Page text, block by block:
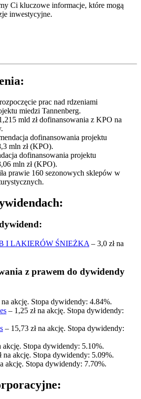
Ci kluczowe informacje, które mogą
inwestycyjne.
prac nad rdzeniami
miedzi Tannenberg.
mld zł dofinansowania z KPO na
dofinansowania projektu
mln zł (KPO).
dofinansowania projektu
mln zł (KPO).
prawie 160 sezonowych sklepów w
I LAKIERÓW ŚNIEŻKA – 3,0 zł na
z prawem do dywidendy
na akcję. Stopa dywidendy: 4.84%.
– 1,25 zł na akcję. Stopa dywidendy:
– 15,73 zł na akcję. Stopa dywidendy:
akcję. Stopa dywidendy: 5.10%.
na akcję. Stopa dywidendy: 5.09%.
akcję. Stopa dywidendy: 7.70%.